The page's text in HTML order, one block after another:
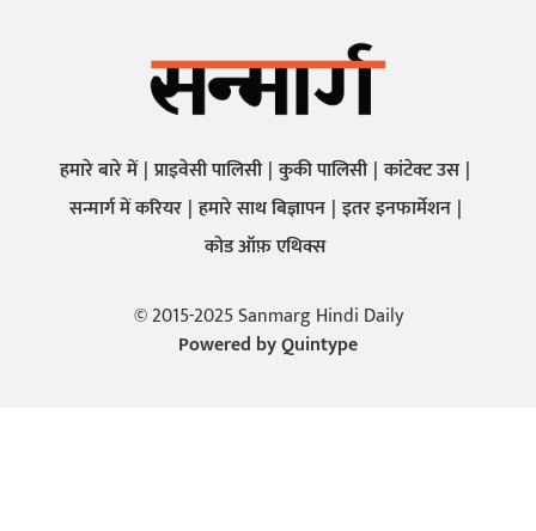
हमारे बारे में प्राइवेसी पालिसी कुकी पालिसी कांटेक्ट उस
सन्मार्ग में करियर हमारे साथ बिज्ञापन इतर इनफार्मेशन
कोड ऑफ़ एथिक्स
© 2015-2025 Sanmarg Hindi Daily
Powered byQuintype